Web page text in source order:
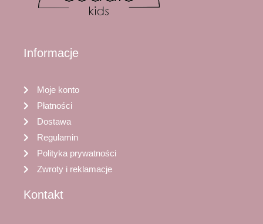
Informacje
Moje konto
Płatności
Dostawa
Regulamin
Polityka prywatności
Zwroty i reklamacje
Kontakt